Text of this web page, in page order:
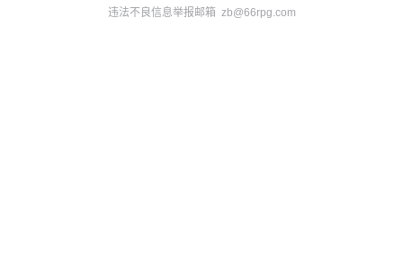
违法不良信息举报邮箱 zb@66rpg.com